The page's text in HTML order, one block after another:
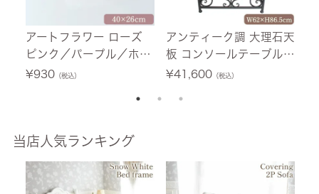
アートフラワー ローズ
ピンク／パープル／ホワ
イト／ホワイトピンク
¥930（税込）
アンティーク調 大理石天
板 コンソールテーブル
幅62cm アイアン 【送料
¥41,600（税込）
当店人気ランキング